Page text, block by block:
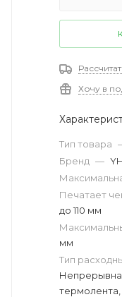
Хочу в
Тип товара
Бренд —
Печатает
до 110 мм
мм
Тип
термолента,